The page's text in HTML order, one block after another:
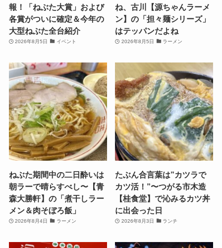
報！「ねぶた大賞」および
各賞がついに確定＆今年の
大型ねぶた全台紹介
2026年8月5日 イベント
ね、古川【源ちゃんラーメ
ン】の「担々麺シリーズ」
はテッパンだよね
2026年8月5日 ラーメン
ねぶた期間中の二日酔いは
朝ラーで晴らすべし〜【青
森大勝軒】の「煮干しラー
メン＆肉そぼろ飯」
2026年8月4日 ラーメン
たぶん合言葉は”カツラで
カツ活！”〜つがる市木造
【桂食堂】で沁みるカツ丼
に出会った日
2026年8月3日 ランチ